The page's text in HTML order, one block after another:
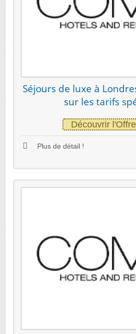
Séjours de luxe à
sur les tarifs
Découvrir l'Offre
Plus de détail !